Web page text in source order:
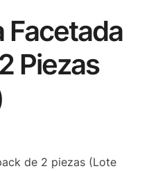
Facetada
Piezas
de 2 piezas (Lote